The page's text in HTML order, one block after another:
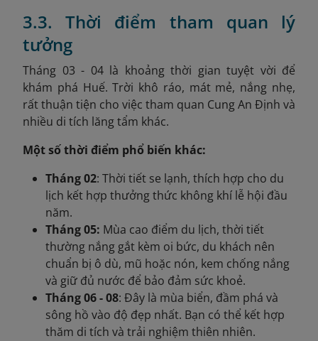
3.3. Thời điểm tham quan lý
tưởng
Tháng 03 - 04 là khoảng thời gian tuyệt vời để
khám phá Huế. Trời khô ráo, mát mẻ, nắng nhẹ,
rất thuận tiện cho việc tham quan Cung An Định và
nhiều di tích lăng tẩm khác.
Một số thời điểm phổ biến khác:
Tháng 02: Thời tiết se lạnh, thích hợp cho du
lịch kết hợp thưởng thức không khí lễ hội đầu
năm.
Tháng 05: Mùa cao điểm du lịch, thời tiết
thường nắng gắt kèm oi bức, du khách nên
chuẩn bị ô dù, mũ hoặc nón, kem chống nắng
và giữ đủ nước để bảo đảm sức khoẻ.
Tháng 06 - 08: Đây là mùa biển, đầm phá và
sông hồ vào độ đẹp nhất. Bạn có thể kết hợp
thăm di tích và trải nghiệm thiên nhiên.